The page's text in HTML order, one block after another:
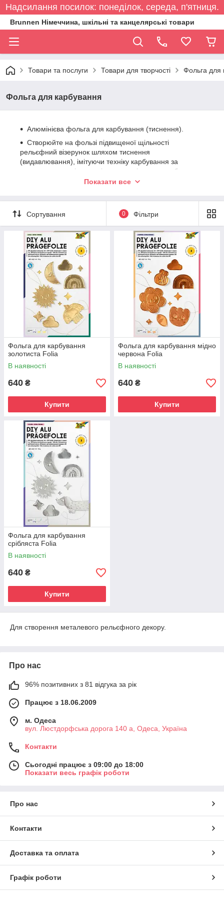
Надсилання посилок: понеділок, середа, п'ятниця.
Brunnen Німеччина, шкільні та канцелярські товари
Товари та послуги Товари для творчості Фольга для
Фольга для карбування
Алюмінієва фольга для карбування (тиснення).
Створюйте на фользі підвищеної щільності
рельєфний візерунок шляхом тиснення
(видавлювання), імітуючи техніку карбування за
допомогою спеціальних інструментів, таких як булька
(стек із кулькою на кінці).Також підійде звичайна
паличка.Під час роботи розмістіть фольгу лицьовою
стороною донизу на м’якій поверхні.
Показати все
Сортування 0 Фільтри
Фольга для карбування
золотиста Folia
В наявності
640 ₴
Купити
Фольга для карбування мідно
червона Folia
В наявності
640 ₴
Купити
Фольга для карбування
срібляста Folia
В наявності
640 ₴
Купити
Для створення металевого рельєфного декору.
Про нас
96% позитивних з 81 відгука за рік
Працює з 18.06.2009
м. Одеса
вул. Люстдорфська дорога 140 а, Одеса, Україна
Контакти
Сьогодні працює з 09:00 до 18:00
Показати весь графік роботи
Про нас
Контакти
Доставка та оплата
Графік роботи